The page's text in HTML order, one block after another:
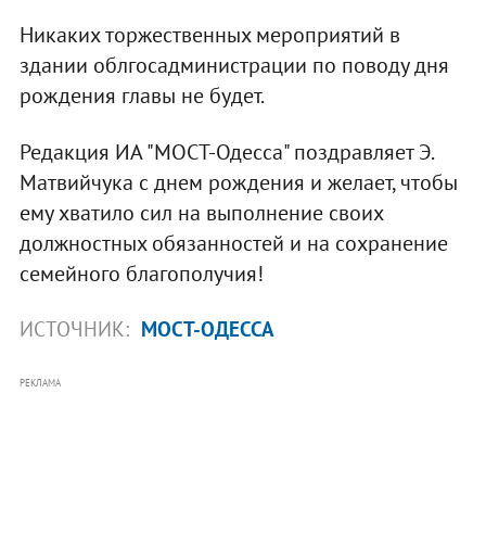
Никаких торжественных мероприятий в
здании облгосадминистрации по поводу дня
рождения главы не будет.
Редакция ИА "МОСТ-Одесса" поздравляет Э.
Матвийчука с днем рождения и желает, чтобы
ему хватило сил на выполнение своих
должностных обязанностей и на сохранение
семейного благополучия!
ИСТОЧНИК: МОСТ-ОДЕССА
РЕКЛАМА